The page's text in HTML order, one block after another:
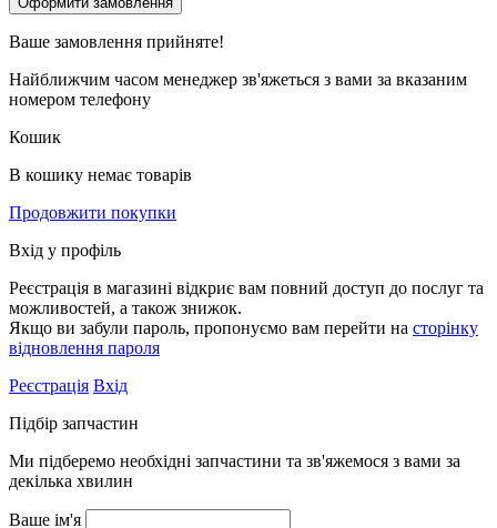
Ваше замовлення прийняте!
Найближчим часом менеджер зв'яжеться з вами за вказаним
номером телефону
Кошик
В кошику немає товарів
Продовжити покупки
Вхід у профіль
Реєстрація в магазині відкриє вам повний доступ до послуг та
можливостей, а також знижок.
Якщо ви забули пароль, пропонуємо вам перейти на сторінку
відновлення пароля
Реєстрація Вхід
Підбір запчастин
Ми підберемо необхідні запчастини та зв'яжемося з вами за
декілька хвилин
Ваше ім'я